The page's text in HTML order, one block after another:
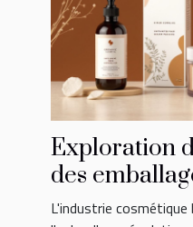
Exploration
des
dans les
L'industrie